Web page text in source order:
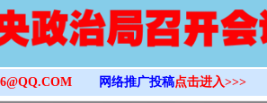
网络推广投稿点击进入>>>